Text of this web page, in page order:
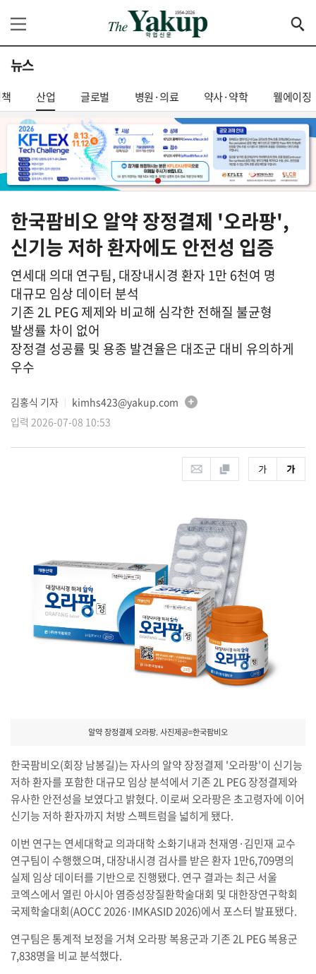
뉴스
산업 글로벌 병원·의료 약사·약학 웰에이징
한국팜비오 알약 장정결제 '오라팡',
신기능 저하 환자에도 안전성 입증
연세대 의대 연구팀, 대장내시경 환자 1만 6천여 명
대규모 임상 데이터 분석
기존 2L PEG 제제와 비교해 심각한 전해질 불균형
발생률 차이 없어
장정결 성공률 및 용종 발견율은 대조군 대비 유의하게
우수
김홍식 기자
kimhs423@yakup.com
입력 2026-07-08 10:53
알약 장정결제 오라팡. 사진제공=한국팜비오
한국팜비오(회장 남봉길)는 자사의 알약 장정결제 '오라팡'이 신기능
저하 환자를 포함한 대규모 임상 분석에서 기존 2L PEG 장정결제와
유사한 안전성을 보였다고 밝혔다. 이로써 오라팡은 초고령자에 이어
신기능 저하 환자까지 처방 스펙트럼을 넓히게 됐다.
이번 연구는 연세대학교 의과대학 소화기내과 천재영·김민재 교수
연구팀이 수행했으며, 대장내시경 검사를 받은 환자 1만6,709명의
실제 임상 데이터를 기반으로 진행됐다. 연구 결과는 최근 서울
코엑스에서 열린 아시아 염증성장질환학술대회 및 대한장연구학회
국제학술대회(AOCC 2026·IMKASID 2026)에서 포스터 발표됐다.
연구팀은 통계적 보정을 거쳐 오라팡 복용군과 기존 2L PEG 복용군
7,838명을 비교 분석했다.